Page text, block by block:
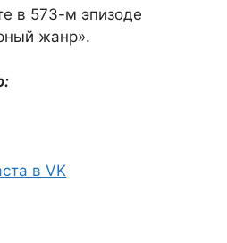
в 573-м эпизоде
жанр».
в VK